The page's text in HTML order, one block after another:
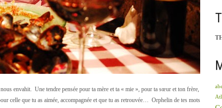
envahit. Une tendre pensée pour ta mère et ta « mie », pour ta sœur et ton frère,
celle que tu as aimée, accompagnée et que tu as retrouvée… Orphelin de tes mots